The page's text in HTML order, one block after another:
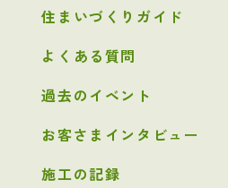
住まいづくりガイド
よくある質問
過去のイベント
お客さまインタビュー
施工の記録